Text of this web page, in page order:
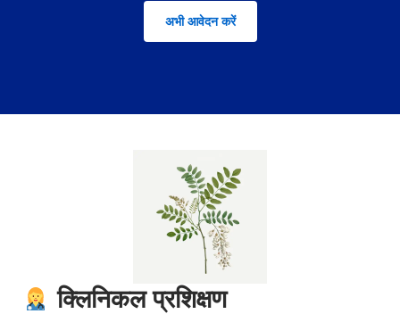
अभी आवेदन करें
क्लिनिकल प्रशिक्षण